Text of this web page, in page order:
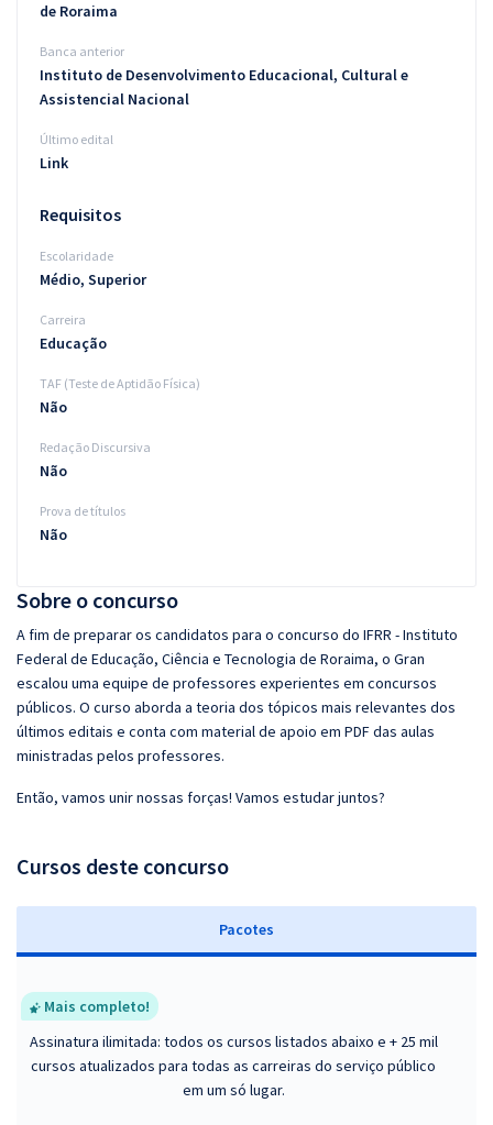
Sobre o concurso
A fim de preparar os candidatos para o concurso do IFRR - Instituto
Federal de Educação, Ciência e Tecnologia de Roraima, o Gran
escalou uma equipe de professores experientes em concursos
públicos. O curso aborda a teoria dos tópicos mais relevantes dos
últimos editais e conta com material de apoio em PDF das aulas
ministradas pelos professores.
Então, vamos unir nossas forças! Vamos estudar juntos?
Cursos deste concurso
Pacotes
Mais completo!
Assinatura ilimitada: todos os cursos listados abaixo e + 25 mil
cursos atualizados para todas as carreiras do serviço público
em um só lugar.
de Roraima
Banca anterior
Instituto de Desenvolvimento Educacional, Cultural e
Assistencial Nacional
Último edital
Link
Requisitos
Escolaridade
Médio, Superior
Carreira
Educação
TAF (Teste de Aptidão Física)
Não
Redação Discursiva
Não
Prova de títulos
Não